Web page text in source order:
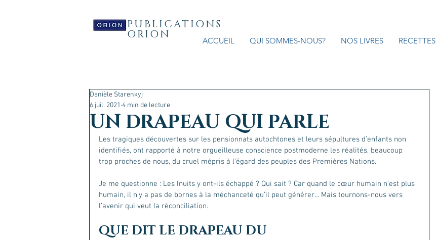
PUBLICATIONS
ORION ACCUEIL QUI SOMMES-NOUS? NOS LIVRES RECETTES
UN DRAPEAU QUI PARLE
Danièle Starenkyj
6 juil. 2021 4 min de lecture
Les tragiques découvertes sur les pensionnats autochtones et leurs sépultures d’enfants non
identifiés, ont rapporté à notre orgueilleuse conscience postmoderne les réalités, beaucoup
trop proches de nous, du cruel mépris à l’égard des peuples des Premières Nations.
Je me questionne : Les Inuits y ont-ils échappé ? Qui sait ? Car quand le cœur humain n’est plus
humain, il n’y a pas de bornes à la méchanceté qu’il peut générer… Mais tournons-nous vers
l’avenir qui veut la réconciliation.
QUE DIT LE DRAPEAU DU